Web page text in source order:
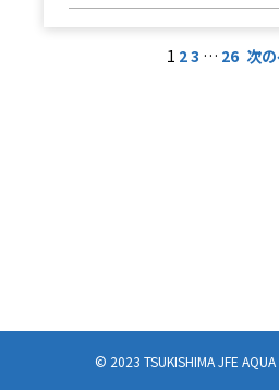
1 23 … 26 次
© 2023 TSUKISHIMA JFE AQUA